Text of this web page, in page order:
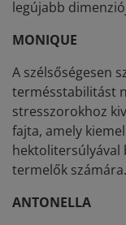
legújabb
MONIQUE
A szélsőségesen
termésstabilitást
stresszorokhoz
fajta, amely
hektolitersúlyával
termelők számára.
ANTONELLA